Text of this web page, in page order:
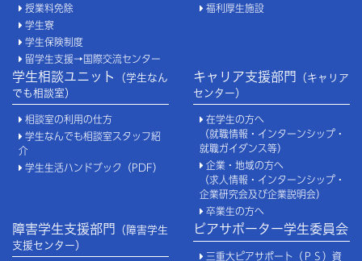
授業料免除
学生寮
学生保険制度
留学生支援→国際交流センター
福利厚生施設
学生相談ユニット
（学生なん
でも相談室）
相談室の利用の仕方
学生なんでも相談室スタッフ紹
介
学生生活ハンドブック（PDF）
キャリア支援部門
（キャリア
センター）
在学生の方へ
（就職情報・インターンシップ・
就職ガイダンス等）
企業・地域の方へ
（求人情報・インターンシップ・
企業研究会及び企業説明会）
卒業生の方へ
障害学生支援部門
（障害学生
支援センター）
ピアサポーター学生委員会
三重大ピアサポート（ＰＳ）資